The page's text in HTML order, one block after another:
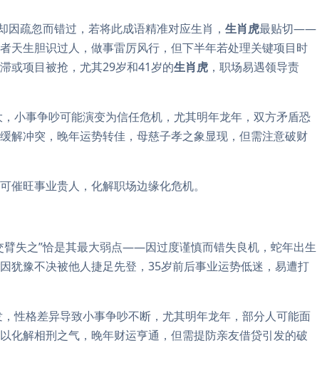
因疏忽而错过，若将此成语精准对应生肖， 生肖虎最贴切——
天生胆识过人，做事雷厉风行，但下半年若处理关键项目时
或项目被抢，尤其29岁和41岁的生肖虎 ，职场易遇领导责
小事争吵可能演变为信任危机，尤其明年龙年，双方矛盾恐
解冲突，晚年运势转佳，母慈子孝之象显现，但需注意破财
旺事业贵人，化解职场边缘化危机。
臂失之”恰是其最大弱点——因过度谨慎而错失良机，蛇年出生
犹豫不决被他人捷足先登，35岁前后事业运势低迷，易遭打
性格差异导致小事争吵不断，尤其明年龙年，部分人可能面
化解相刑之气，晚年财运亨通，但需提防亲友借贷引发的破